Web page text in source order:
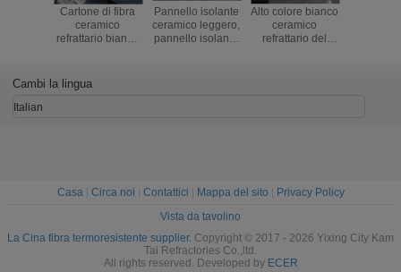
Cartone di fibra
ceramico
refrattario bianco
alta temperatura
Pannello isolante
ceramico leggero,
pannello isolante
Alto colore bianco
ceramico
refrattario del
Cambi la lingua
Italian
Casa Circa noi Contattici Mappa del sito
Privacy Policy
Vista da tavolino
La Cina fibra termoresistente supplier. Copyright © 2017 - 2026 Yixing City Kam
Tai Refractories Co.,ltd.
All rights reserved. Developed by ECER